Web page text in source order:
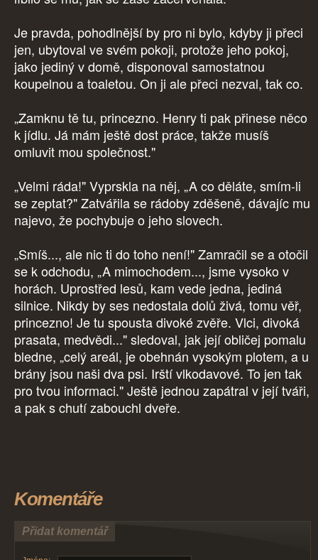
Je pravda, pohodlnější by pro ni bylo, kdyby ji přeci
jen, ubytoval ve svém pokoji, protože jeho pokoj,
jako jediný v domě, disponoval samostatnou
koupelnou a toaletou. On ji ale přeci nezval, tak co.
„Zamknu tě tu, princezno. Henry ti pak přinese něco
k jídlu. Já mám ještě dost práce, takže musíš
omluvit mou společnost."
„Velmi ráda!" Vyprskla na něj, „A co děláte, smím-li
se zeptat?" Zatvářila se rádoby zděšeně, dávajíc mu
najevo, že pochybuje o jeho slovech.
„Smíš..., ale nic ti do toho není!" Zamračil se a otočil
se k odchodu, „A mimochodem..., jsme vysoko v
horách. Uprostřed lesů, kam vede jedna, jediná
silnice. Nikdy by ses nedostala dolů živá, tomu věř,
princezno! Je tu spousta divoké zvěře. Vlci, divoká
prasata, medvědi..." sledoval, jak její obličej pomalu
bledne, „celý areál, je obehnán vysokým plotem, a u
brány jsou naši dva psi. Irští vlkodavové. To jen tak
pro tvou informaci." Ještě jednou zapátral v její tváři,
a pak s chutí zabouchl dveře.
Komentáře
Přidat komentář